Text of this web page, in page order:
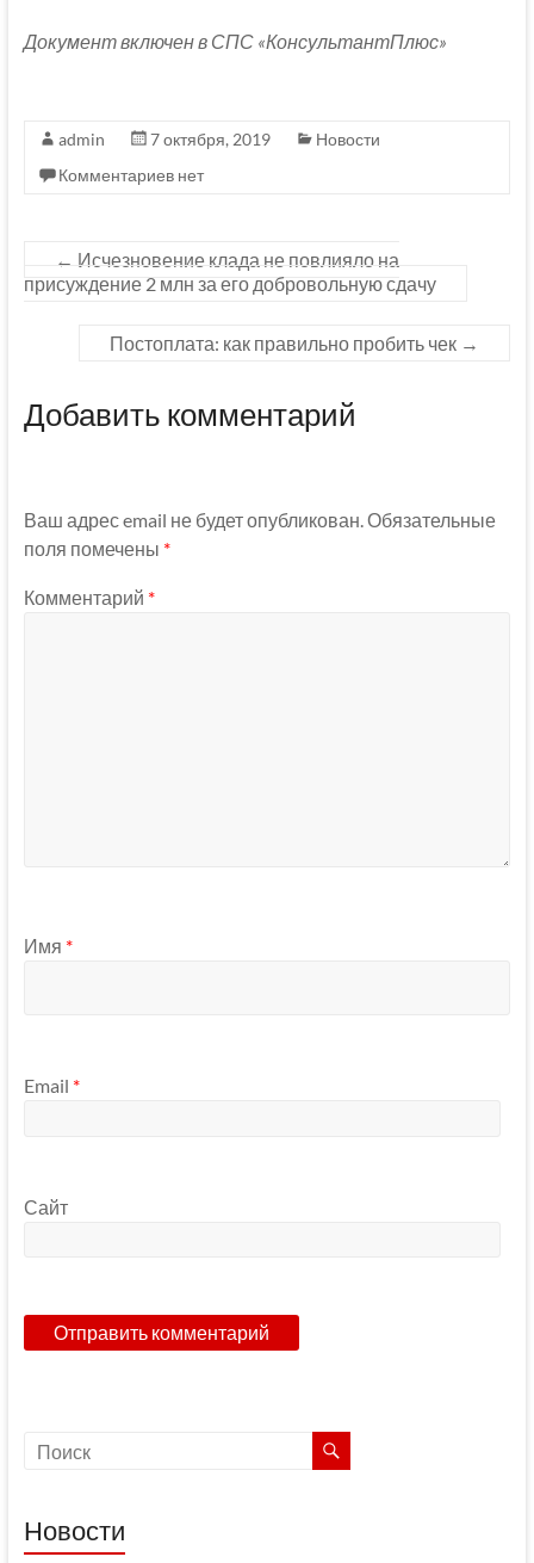
Документ включен в СПС «КонсультантПлюс»
admin 7 октября, 2019
Новости
Комментариев нет
← Исчезновение клада не повлияло на
присуждение 2 млн за его добровольную сдачу
Постоплата: как правильно пробить чек →
Добавить комментарий
Ваш адрес email не будет опубликован. Обязательные
поля помечены *
Комментарий *
Имя *
Email *
Сайт
Новости